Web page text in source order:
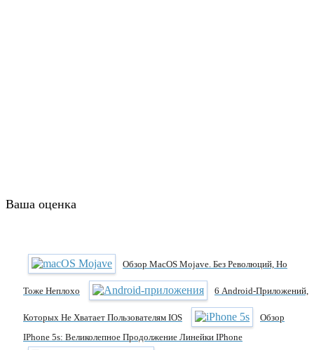
Ваша оценка
Обзор MacOS Mojave. Без Революций, Но
Тоже Неплохо 6 Android-Приложений,
Которых Не Хватает Пользователям IOS
Обзор
IPhone 5s: Великолепное Продолжение Линейки IPhone